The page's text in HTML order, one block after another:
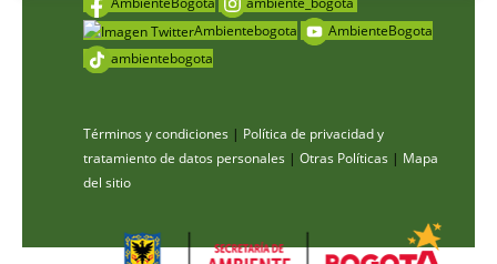
Ambientebogota
AmbienteBogota
ambientebogota
Términos y condiciones | Política de privacidad y
tratamiento de datos personales | Otras Políticas | Mapa
del sitio